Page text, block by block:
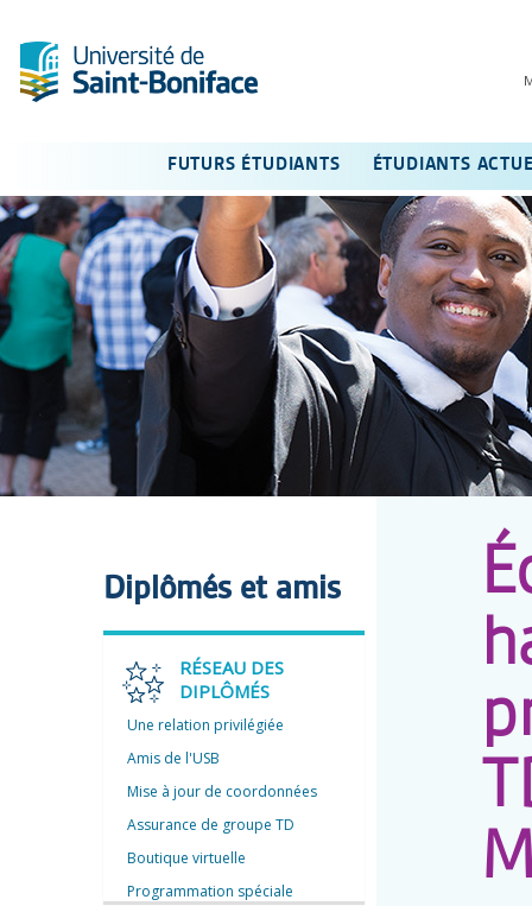
FUTURS ÉTUDIANTS ÉTUDIANTS
Diplômés et amis
RÉSEAU DES
DIPLÔMÉS
Une relation privilégiée
Amis de l'USB
Mise à jour de coordonnées
Assurance de groupe TD
Boutique virtuelle
Programmation spéciale